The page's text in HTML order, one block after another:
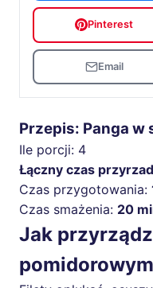
Pinterest
Email
Przepis: Panga w
Ile porcji: 4
Łączny czas
Czas przygotowania:
Czas smażenia: 20
Jak